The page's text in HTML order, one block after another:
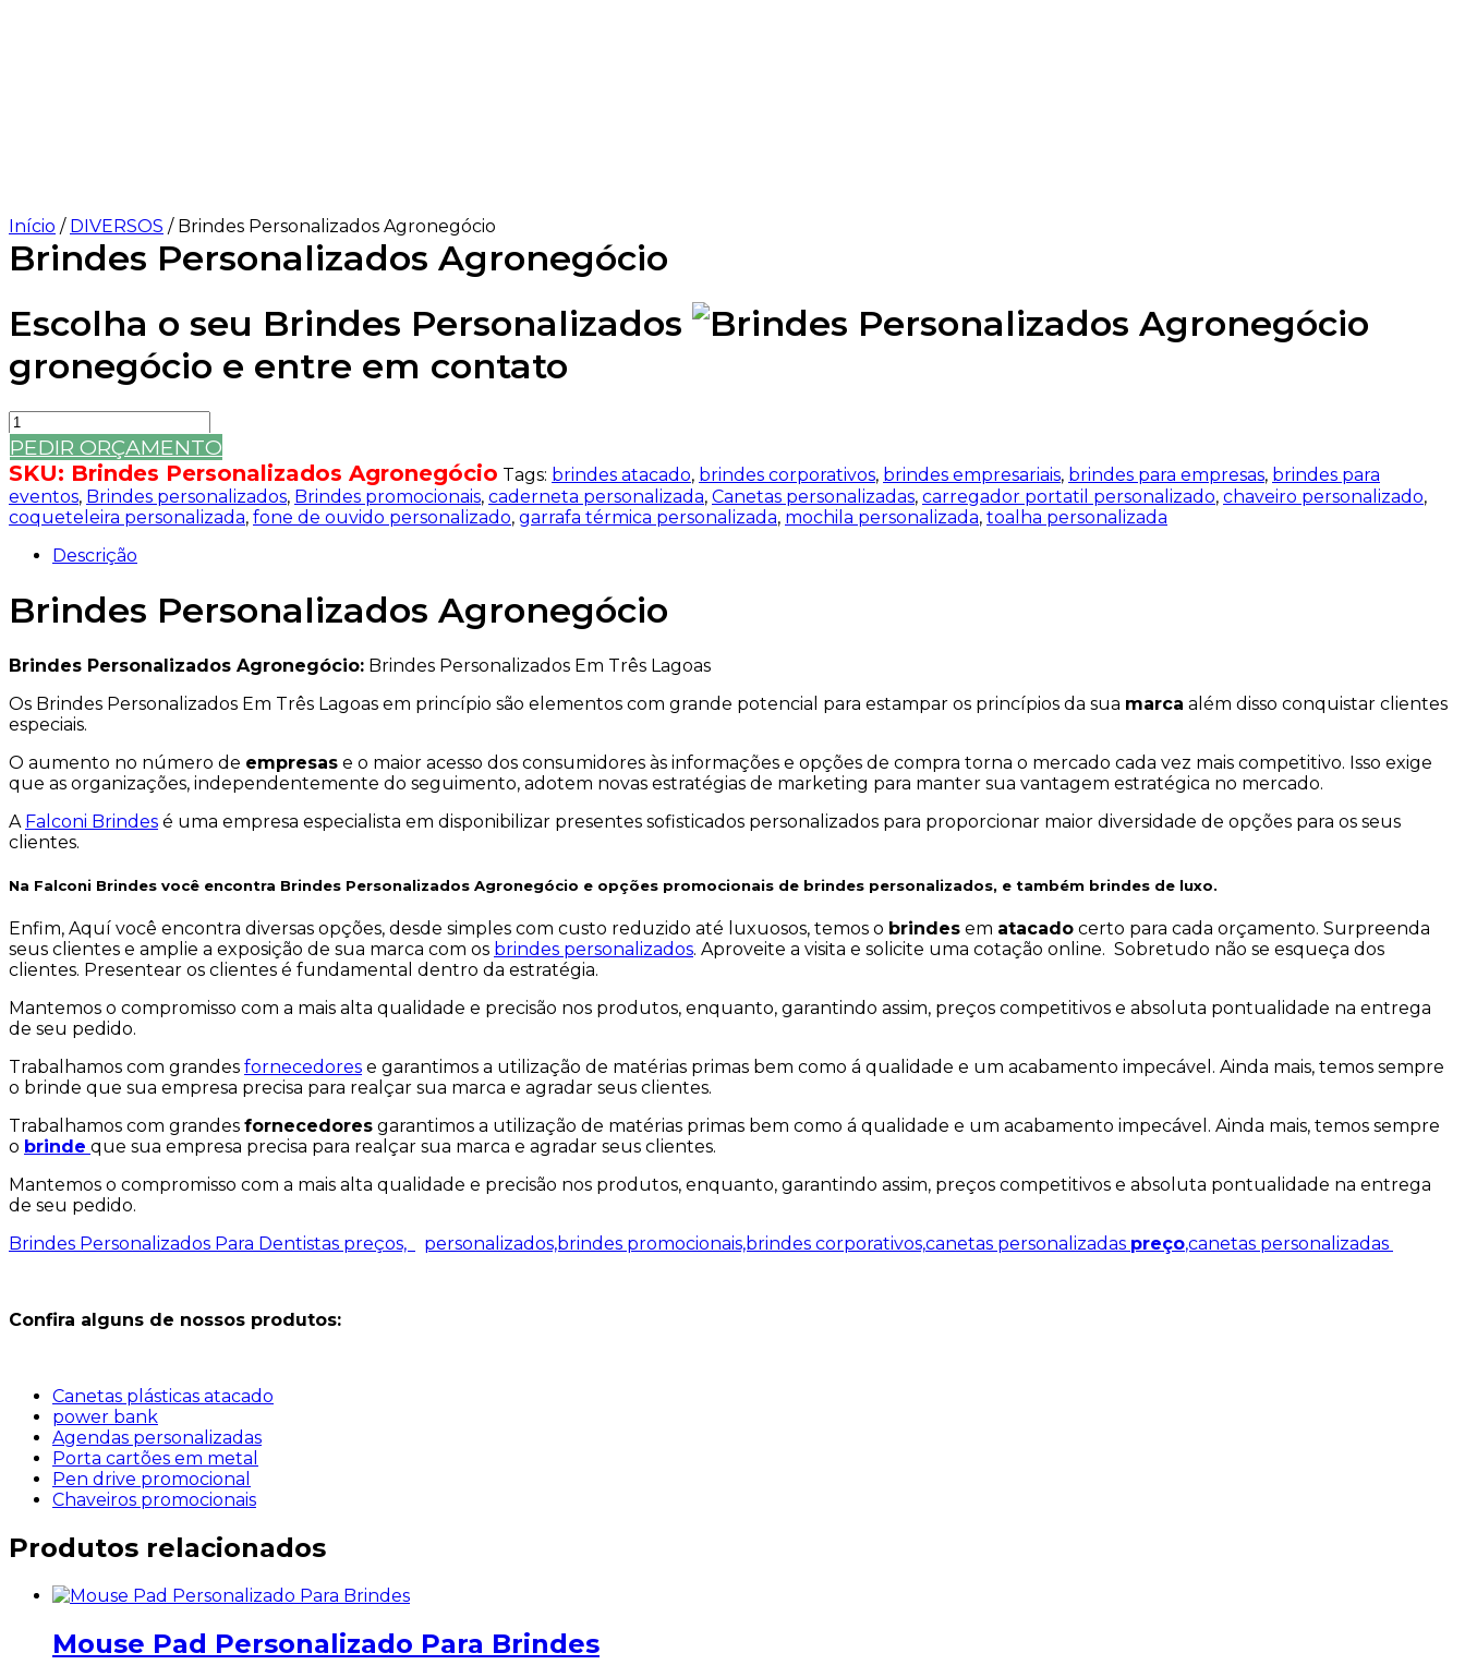
Início / DIVERSOS / Brindes Personalizados Agronegócio
Brindes Personalizados Agronegócio
Escolha o seu Brindes Personalizados
gronegócio e entre em contato
Brindes
Personalizados
Agronegócio
quantidade
PEDIR ORÇAMENTO
SKU: Brindes Personalizados Agronegócio Tags: brindes atacado, brindes corporativos, brindes empresariais, brindes para empresas, brindes para
eventos, Brindes personalizados, Brindes promocionais, caderneta personalizada, Canetas personalizadas, carregador portatil personalizado, chaveiro personalizado,
coqueteleira personalizada, fone de ouvido personalizado, garrafa térmica personalizada, mochila personalizada, toalha personalizada
Descrição
Brindes Personalizados Agronegócio
Brindes Personalizados Agronegócio: Brindes Personalizados Em Três Lagoas
Os Brindes Personalizados Em Três Lagoas em princípio são elementos com grande potencial para estampar os princípios da sua marca além disso conquistar clientes
especiais.
O aumento no número de empresas e o maior acesso dos consumidores às informações e opções de compra torna o mercado cada vez mais competitivo. Isso exige
que as organizações, independentemente do seguimento, adotem novas estratégias de marketing para manter sua vantagem estratégica no mercado.
A Falconi Brindes é uma empresa especialista em disponibilizar presentes sofisticados personalizados para proporcionar maior diversidade de opções para os seus
clientes.
Na Falconi Brindes você encontra Brindes Personalizados Agronegócio e opções promocionais de brindes personalizados, e também brindes de luxo.
Enfim, Aquí você encontra diversas opções, desde simples com custo reduzido até luxuosos, temos o brindes em atacado certo para cada orçamento. Surpreenda
seus clientes e amplie a exposição de sua marca com os brindes personalizados. Aproveite a visita e solicite uma cotação online. Sobretudo não se esqueça dos
clientes. Presentear os clientes é fundamental dentro da estratégia.
Mantemos o compromisso com a mais alta qualidade e precisão nos produtos, enquanto, garantindo assim, preços competitivos e absoluta pontualidade na entrega
de seu pedido.
Trabalhamos com grandes fornecedores e garantimos a utilização de matérias primas bem como á qualidade e um acabamento impecável. Ainda mais, temos sempre
o brinde que sua empresa precisa para realçar sua marca e agradar seus clientes.
Trabalhamos com grandes fornecedores garantimos a utilização de matérias primas bem como á qualidade e um acabamento impecável. Ainda mais, temos sempre
o brinde que sua empresa precisa para realçar sua marca e agradar seus clientes.
Mantemos o compromisso com a mais alta qualidade e precisão nos produtos, enquanto, garantindo assim, preços competitivos e absoluta pontualidade na entrega
de seu pedido.
Brindes Personalizados Para Dentistas preços,
personalizados,brindes promocionais,brindes corporativos,canetas personalizadas preço,canetas personalizadas
Confira alguns de nossos produtos:
Canetas plásticas atacado
power bank
Agendas personalizadas
Porta cartões em metal
Pen drive promocional
Chaveiros promocionais
Produtos relacionados
Mouse Pad Personalizado Para Brindes